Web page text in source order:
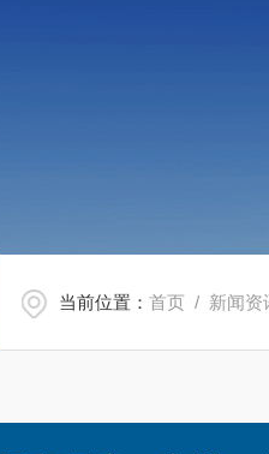
当前位置：首页 / 新闻资